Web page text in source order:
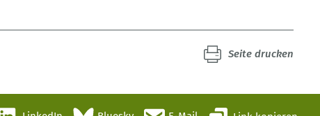
Seite drucken